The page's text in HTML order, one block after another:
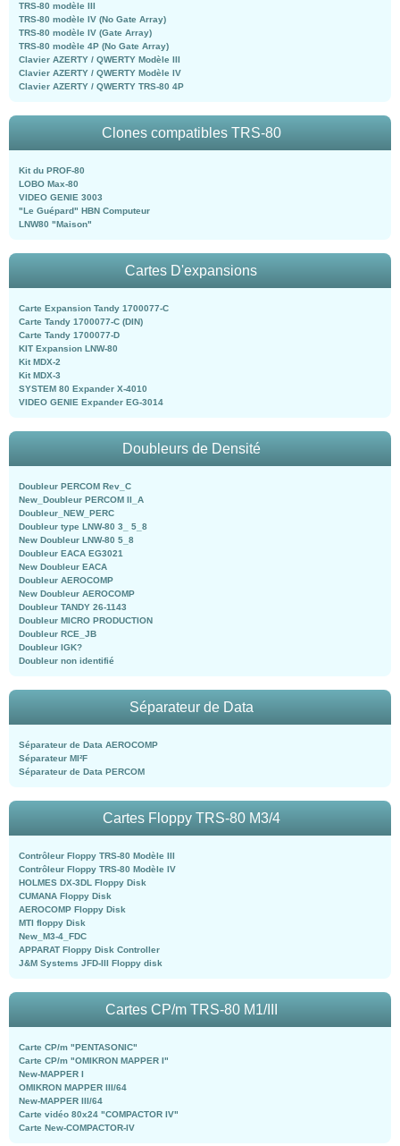
TRS-80 modèle III
TRS-80 modèle IV (No Gate Array)
TRS-80 modèle IV (Gate Array)
TRS-80 modèle 4P (No Gate Array)
Clavier AZERTY / QWERTY Modèle III
Clavier AZERTY / QWERTY Modèle IV
Clavier AZERTY / QWERTY TRS-80 4P
Clones compatibles TRS-80
Kit du PROF-80
LOBO Max-80
VIDEO GENIE 3003
"Le Guépard" HBN Computeur
LNW80 "Maison"
Cartes D'expansions
Carte Expansion Tandy 1700077-C
Carte Tandy 1700077-C (DIN)
Carte Tandy 1700077-D
KIT Expansion LNW-80
Kit MDX-2
Kit MDX-3
SYSTEM 80 Expander X-4010
VIDEO GENIE Expander EG-3014
Doubleurs de Densité
Doubleur PERCOM Rev_C
New_Doubleur PERCOM II_A
Doubleur_NEW_PERC
Doubleur type LNW-80 3_ 5_8
New Doubleur LNW-80 5_8
Doubleur EACA EG3021
New Doubleur EACA
Doubleur AEROCOMP
New Doubleur AEROCOMP
Doubleur TANDY 26-1143
Doubleur MICRO PRODUCTION
Doubleur RCE_JB
Doubleur IGK?
Doubleur non identifié
Séparateur de Data
Séparateur de Data AEROCOMP
Séparateur MI²F
Séparateur de Data PERCOM
Cartes Floppy TRS-80 M3/4
Contrôleur Floppy TRS-80 Modèle III
Contrôleur Floppy TRS-80 Modèle IV
HOLMES DX-3DL Floppy Disk
CUMANA Floppy Disk
AEROCOMP Floppy Disk
MTI floppy Disk
New_M3-4_FDC
APPARAT Floppy Disk Controller
J&M Systems JFD-III Floppy disk
Cartes CP/m TRS-80 M1/III
Carte CP/m "PENTASONIC"
Carte CP/m "OMIKRON MAPPER I"
New-MAPPER I
OMIKRON MAPPER III/64
New-MAPPER III/64
Carte vidéo 80x24 "COMPACTOR IV"
Carte New-COMPACTOR-IV